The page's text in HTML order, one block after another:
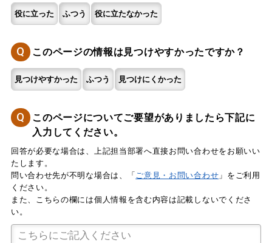
役に立った ふつう 役に立たなかった
Q このページの情報は見つけやすかったですか？
見つけやすかった ふつう 見つけにくかった
Q
このページについてご要望がありましたら下記に
入力してください。
回答が必要な場合は、上記担当部署へ直接お問い合わせをお願いい
たします。
問い合わせ先が不明な場合は、「 ご意見・お問い合わせ 」をご利用
ください。
また、こちらの欄には個人情報を含む内容は記載しないでくださ
い。